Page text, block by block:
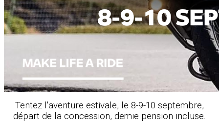
Tentez l'aventure estivale, le 8-9-10 septembre,
départ de la concession, demie pension incluse.